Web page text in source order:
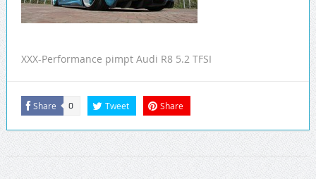
XXX-Performance pimpt Audi R8 5.2 TFSI
Share 0 Tweet Share